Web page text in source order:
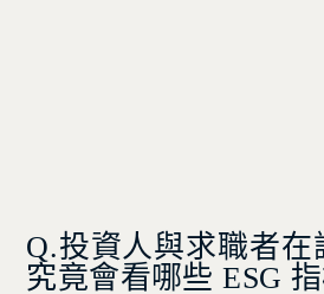
Q.投資人與求職者在
究竟會看哪些 ESG